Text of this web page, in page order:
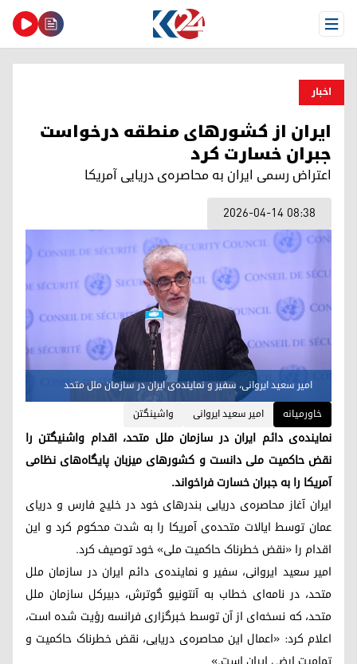
Open Menu
اخبار
ایران از کشورهای منطقه‌ درخواست
جبران خسارت کرد
اعتراض رسمی ایران به محاصره‌ی دریایی آمریکا
2026-04-14 08:38
امیر سعید ایروانی، سفیر و نماینده‌ی ایران در سازمان ملل متحد
خاورمیانه
امیر سعید ایروانی واشینگتن
نماینده‌ی دائم ایران در سازمان ملل متحد، اقدام واشنیگتن را
نقض حاکمیت ملی دانست و کشورهای میزبان پایگاه‌های نظامی
آمریکا را به جبران خسارت فراخواند.
ایران آغاز محاصره‌ی دریایی بندرهای خود در خلیج فارس و دریای
عمان توسط ایالات متحده‌ی آمریکا را به شدت محکوم کرد و این
اقدام را «نقض خطرناک حاکمیت ملی» خود توصیف کرد.
امیر سعید ایروانی، سفیر و نماینده‌ی دائم ایران در سازمان ملل
متحد، در نامه‌ای خطاب به آنتونیو گوترش، دبیرکل سازمان ملل
متحد، که نسخه‌ای از آن توسط خبرگزاری فرانسه رؤیت شده است،
اعلام کرد: «اعمال این محاصره‌ی دریایی، نقض خطرناک حاکمیت و